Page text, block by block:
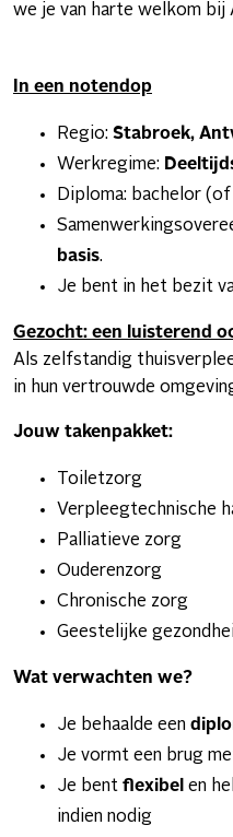
we je van harte welkom bij
In een notendop
Regio: Stabroek,
Werkregime:
Diploma: bachelor
basis.
Je bent in het bezit
Gezocht: een luisterend
Als zelfstandig
in hun vertrouwde
Jouw takenpakket:
Toiletzorg
Verpleegtechnische
Palliatieve zorg
Ouderenzorg
Chronische zorg
Geestelijke
Wat verwachten we?
Je behaalde een
Je vormt een brug
Je bent flexibel en
indien nodig